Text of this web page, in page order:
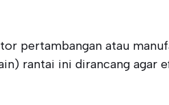
pertambangan atau
rantai ini dirancang